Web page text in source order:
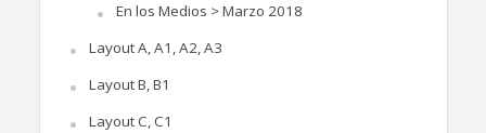
En los Medios > Marzo 2018
Layout A, A1, A2, A3
Layout B, B1
Layout C, C1